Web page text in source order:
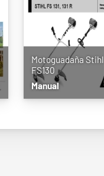
Motoguadaña Stihl
FS130
Manual